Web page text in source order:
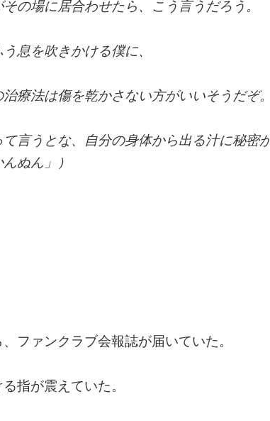
の場に居合わせたら、こう言うだろう。
息を吹きかける僕に、
治療法は傷を乾かさない方がいいそうだぞ。
言うとな、自分の身体から出る汁に秘密
ぬん」）
ファンクラブ会報誌が届いていた。
指が震えていた。